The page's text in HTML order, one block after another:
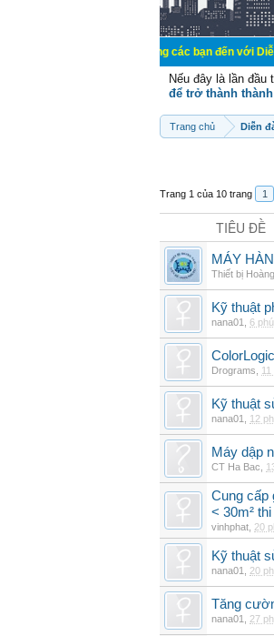
Chào mừng các bạn đến với Diễn đàn Cơ
Nếu đây là lần đầu
để trở thành
Trang chủ Diễn
Trang 1 của 10 trang 1
TIÊU ĐỀ
MÁY
Thiết bị
Kỹ thuật
nana01 6
Drograms
Kỹ thuật
nana01 12
Máy dập
CT Ha Bac
Cung cấp
< 30m²
vinhphat 20
Kỹ thuật
nana01 20
Tăng
nana01 27